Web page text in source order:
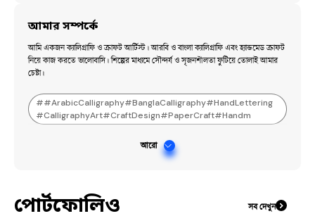
আমার সম্পর্কে
আমি একজন ক্যালিগ্রাফি ও ক্রাফট আর্টিস্ট। আরবি ও বাংলা ক্যালিগ্রাফি এবং হ্যান্ডমেড ক্রাফট
নিয়ে কাজ করতে ভালোবাসি। শিল্পের মাধ্যমে সৌন্দর্য ও সৃজনশীলতা ফুটিয়ে তোলাই আমার
চেষ্টা।
##ArabicCalligraphy#BanglaCalligraphy#HandLettering
#CalligraphyArt#CraftDesign#PaperCraft#Handm
আরো
পোর্টফোলিও সব দেখুন